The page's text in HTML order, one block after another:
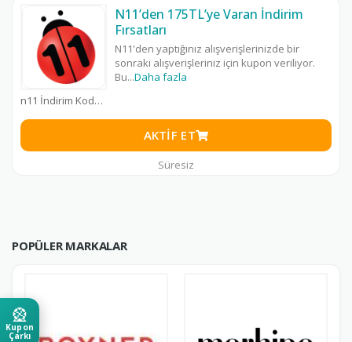
n11 İndirim Kodu
N11’den 175TL’ye Varan İndirim
Fırsatları
N11'den yaptığınız alışverişlerinizde bir
sonraki alışverişleriniz için kupon veriliyor.
Bu...Daha fazla
AKTIF ET
Süresiz
POPÜLER MARKALAR
🎡
Kupon
Çarkı